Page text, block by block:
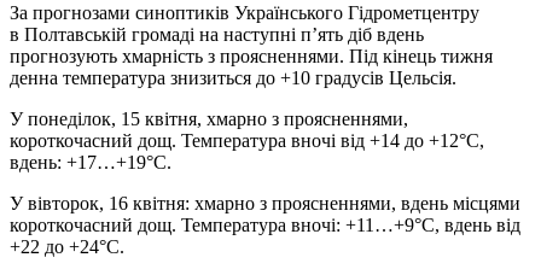
За прогнозами синоптиків Українського Гідрометцентру
в Полтавській громаді на наступні п’ять діб вдень
прогнозують хмарність з проясненнями. Під кінець тижня
денна температура знизиться до +10 градусів Цельсія.
У понеділок, 15 квітня, хмарно з проясненнями,
короткочасний дощ. Температура вночі від +14 до +12°C,
вдень: +17…+19°C.
У вівторок, 16 квітня: хмарно з проясненнями, вдень місцями
короткочасний дощ. Температура вночі: +11…+9°C, вдень від
+22 до +24°C.